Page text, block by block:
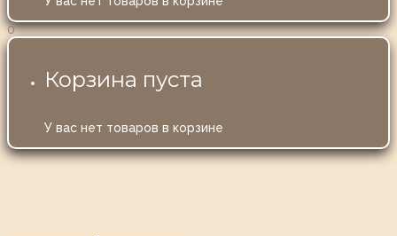
0
Корзина пуста
У вас нет товаров в корзине